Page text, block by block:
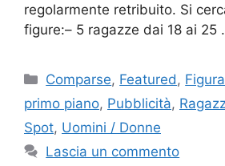
regolarmente retribuito. Si
figure:– 5 ragazze dai 18 ai 25
Categorie
Comparse, Featured ,
primo piano, Pubblicità,
Spot, Uomini / Donne
Lascia un commento